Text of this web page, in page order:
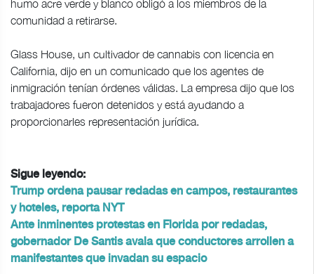
humo acre verde y blanco obligó a los miembros de la
comunidad a retirarse.
Glass House, un cultivador de cannabis con licencia en
California, dijo en un comunicado que los agentes de
inmigración tenían órdenes válidas. La empresa dijo que los
trabajadores fueron detenidos y está ayudando a
proporcionarles representación jurídica.
Sigue leyendo:
Trump ordena pausar redadas en campos, restaurantes
y hoteles, reporta NYT
Ante inminentes protestas en Florida por redadas,
gobernador De Santis avala que conductores arrollen a
manifestantes que invadan su espacio